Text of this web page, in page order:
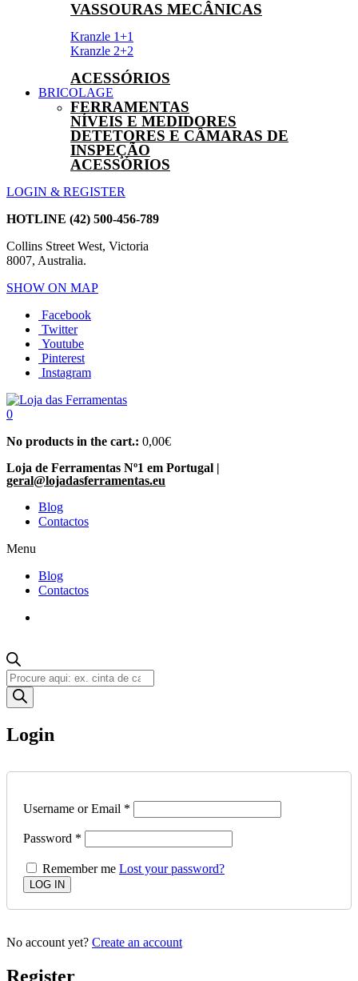
VASSOURAS MECÂNICAS
Kranzle 1+1
Kranzle 2+2
ACESSÓRIOS
BRICOLAGE
FERRAMENTAS
NÍVEIS E MEDIDORES
DETETORES E CÂMARAS DE
INSPEÇÃO
ACESSÓRIOS
LOGIN & REGISTER
HOTLINE (42) 500-456-789
Collins Street West, Victoria
8007, Australia.
SHOW ON MAP
Facebook
Twitter
Youtube
Pinterest
Instagram
0
No products in the cart.: 0,00€
Loja de Ferramentas Nº1 em Portugal |
geral@lojadasferramentas.eu
Blog
Contactos
Menu
Blog
Contactos
Products
search
Login
Username or Email *
Password *
Remember me Lost your password?
No account yet? Create an account
Register